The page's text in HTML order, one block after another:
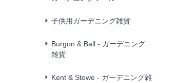
子供用ガーデニング雑貨
Burgon & Ball - ガーデニング
雑貨
Kent & Stowe - ガーデニング雑